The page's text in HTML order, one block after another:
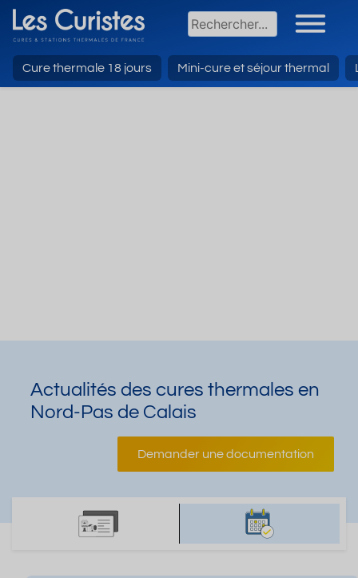
Cure thermale 18 jours Mini-cure et séjour thermal
Actualités des cures thermales en
Nord-Pas de Calais
Demander une documentation